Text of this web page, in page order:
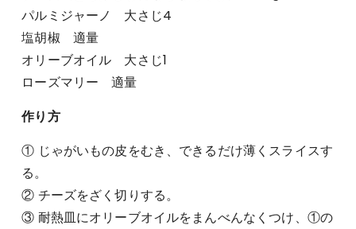
パルミジャーノ 大さじ4
塩胡椒 適量
オリーブオイル 大さじ1
ローズマリー 適量
作り方
① じゃがいもの皮をむき、できるだけ薄くスライスす
る。
② チーズをざく切りする。
③ 耐熱皿にオリーブオイルをまんべんなくつけ、①の